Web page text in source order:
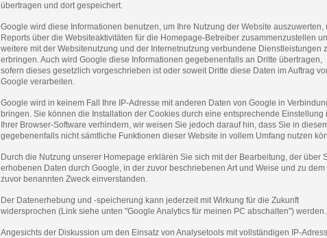
übertragen und dort gespeichert.
Google wird diese Informationen benutzen, um Ihre Nutzung der Website auszuwerten,
Reports über die Websiteaktivitäten für die Homepage-Betreiber zusammenzustellen
weitere mit der Websitenutzung und der Internetnutzung verbundene Dienstleistungen
erbringen. Auch wird Google diese Informationen gegebenenfalls an Dritte übertragen,
sofern dieses gesetzlich vorgeschrieben ist oder soweit Dritte diese Daten im Auftrag
Google verarbeiten.
Google wird in keinem Fall Ihre IP-Adresse mit anderen Daten von Google in
bringen. Sie können die Installation der Cookies durch eine entsprechende Einstellung
Ihrer Browser-Software verhindern, wir weisen Sie jedoch darauf hin, dass Sie in diesem
gegebenenfalls nicht sämtliche Funktionen dieser Website in vollem Umfang nutzen
Durch die Nutzung unserer Homepage erklären Sie sich mit der Bearbeitung, der über
erhobenen Daten durch Google, in der zuvor beschriebenen Art und Weise und zu dem
zuvor benannten Zweck einverstanden.
Der Datenerhebung und -speicherung kann jederzeit mit Wirkung für die Zukunft
widersprochen (Link siehe unten "Google Analytics für meinen PC abschalten") werden.
Angesichts der Diskussion um den Einsatz von Analysetools mit vollständigen IP-